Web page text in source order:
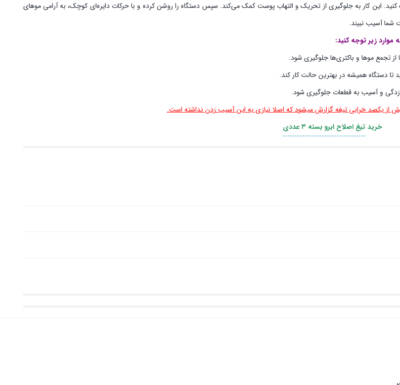
این کار به جلوگیری از تحریک و التهاب پوست کمک می‌کند. سپس دستگاه را روشن کرده و با حرکات دایره‌ای کوچک، به آرامی موهای
شما آسیب نبیند.
از تجمع موها و باکتری‌ها جلوگیری شود.
تا دستگاه همیشه در بهترین حالت کار کند.
و آسیب به قطعات جلوگیری شود.
از یکصد خرابی تیغه گزارش میشود که اصلا نیازی به این آسیب زدن نداشته است.
خرید تیغ اصلاح ابرو بسته ۳ عددی